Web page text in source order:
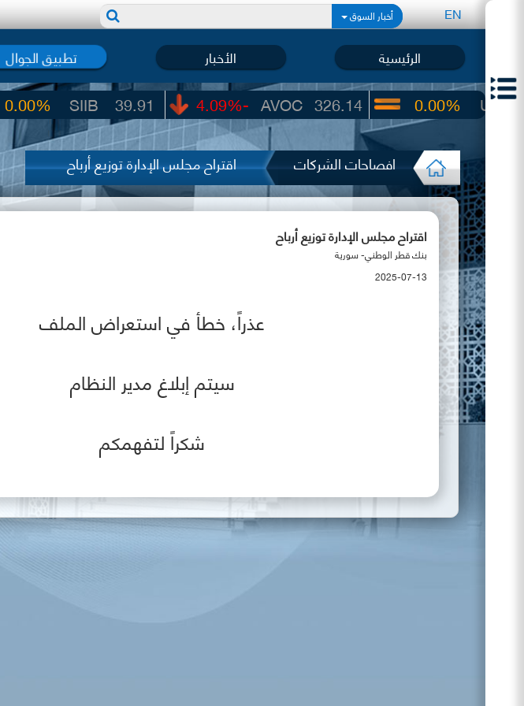
EN أخبار السوق
الرئيسية الأخبار تطبيق الجوال
39.91
SIIB 326.14
AVOC
-4.09% 22.65
UIC
0.00%
افصاحات الشركات اقتراح مجلس الإدارة توزيع أرباح
اقتراح مجلس الإدارة توزيع أرباح
بنك قطر الوطني- سورية
2025-07-13
عذراً، خطأ في استعراض الملف
سيتم إبلاغ مدير النظام
شكراً لتفهمكم